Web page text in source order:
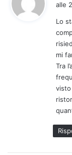
alle
Lo
mi
Tra